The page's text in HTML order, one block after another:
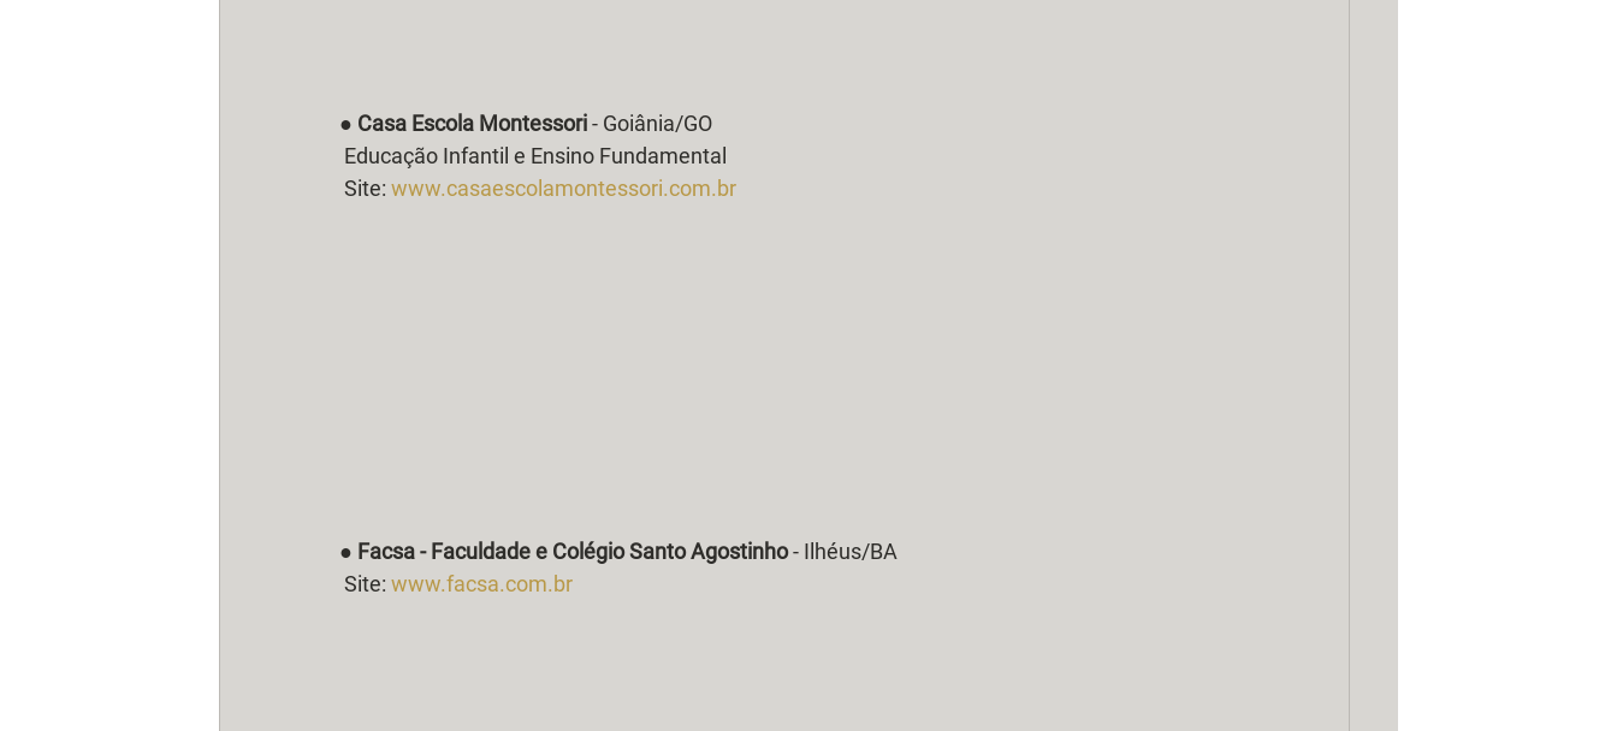
● Casa Escola Montessori - Goiânia/GO
Educação Infantil e Ensino Fundamental
Site: www.casaescolamontessori.com.br
● Facsa - Faculdade e Colégio Santo Agostinho - Ilhéus/BA
Site: www.facsa.com.br